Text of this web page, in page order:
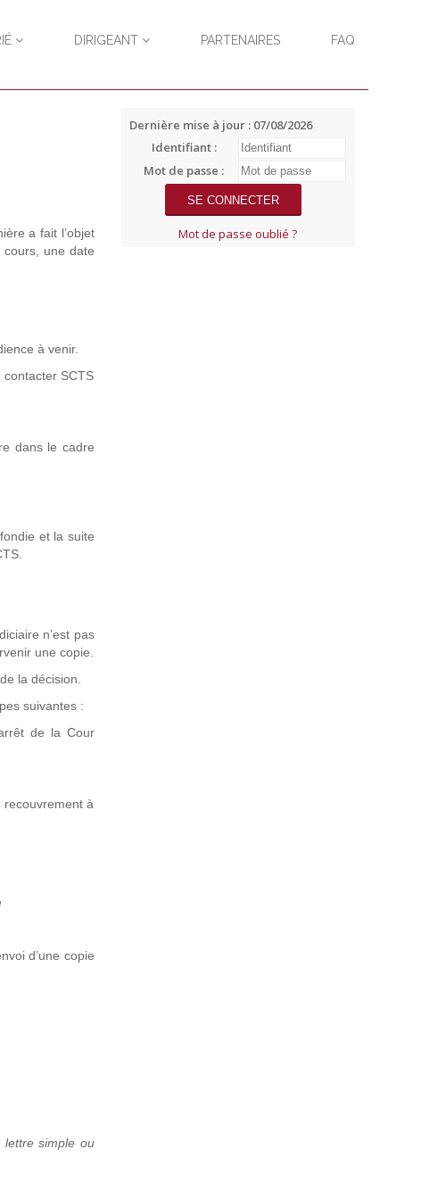
DIRIGEANT PARTENAIRES FAQ
a fait l’objet
cours, une date
à venir.
SCTS
dans le cadre
et la suite
n’est pas
une copie.
la décision.
suivantes :
de la Cour
recouvrement à
d’une copie
lettre simple ou
Dernière mise à jour : 07/08/2026
Identifiant :
Mot de passe :
Mot de passe oublié ?